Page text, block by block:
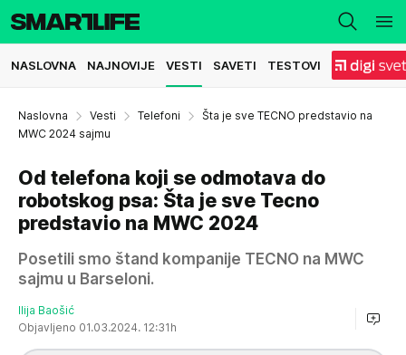
NASLOVNA NAJNOVIJE VESTI SAVETI TESTOVI
Naslovna Vesti Telefoni
Šta je sve TECNO predstavio na
MWC 2024 sajmu
Od telefona koji se odmotava do
robotskog psa: Šta je sve Tecno
predstavio na MWC 2024
Posetili smo štand kompanije TECNO na MWC
sajmu u Barseloni.
Ilija Baošić
Objavljeno 01.03.2024. 12:31h